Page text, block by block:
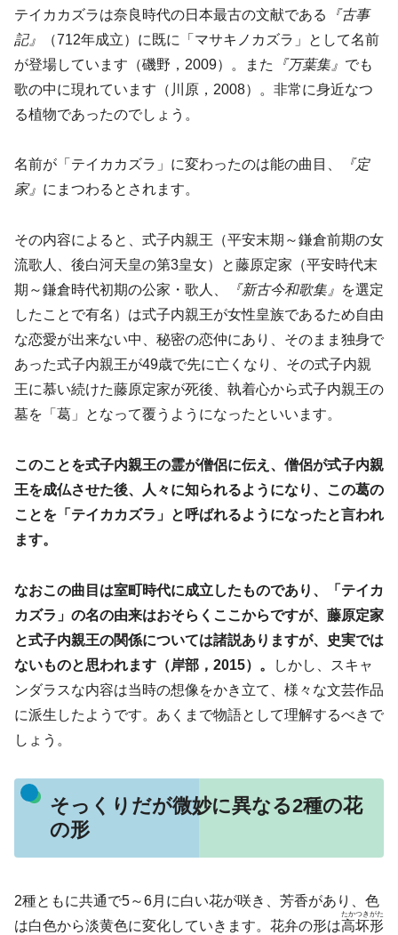
テイカカズラは奈良時代の日本最古の文献である
『古事
記』
（712年成立）に既に「マサキノカズラ」として名前
が登場しています（磯野，2009）。また
『万葉集』 でも
歌の中に現れています（川原，2008）。非常に身近なつ
る植物であったのでしょう。
名前が「テイカカズラ」に変わったのは能の曲目、
『定
家』 にまつわるとされます。
その内容によると、式子内親王（平安末期～鎌倉前期の女
流歌人、後白河天皇の第3皇女）と藤原定家（平安時代末
期～鎌倉時代初期の公家・歌人、
『新古今和歌集』 を選定
したことで有名）は式子内親王が女性皇族であるため自由
な恋愛が出来ない中、秘密の恋仲にあり、そのまま独身で
あった式子内親王が49歳で先に亡くなり、その式子内親
王に慕い続けた藤原定家が死後、執着心から式子内親王の
墓を「葛」となって覆うようになったといいます。
このことを式子内親王の霊が僧侶に伝え、僧侶が式子内親
王を成仏させた後、人々に知られるようになり、この葛の
ことを「テイカカズラ」と呼ばれるようになったと言われ
ます。
なおこの曲目は室町時代に成立したものであり、「テイカ
カズラ」の名の由来はおそらくここからですが、藤原定家
と式子内親王の関係については諸説ありますが、史実では
ないものと思われます（岸部，2015）。
しかし、スキャ
ンダラスな内容は当時の想像をかき立て、様々な文芸作品
に派生したようです。あくまで物語として理解するべきで
しょう。
そっくりだが微妙に異なる2種の花
の形
2種ともに共通で5～6月に白い花が咲き、芳香があり、色
は白色から淡黄色に変化していきます。花弁の形は高坏形
たかつきがた